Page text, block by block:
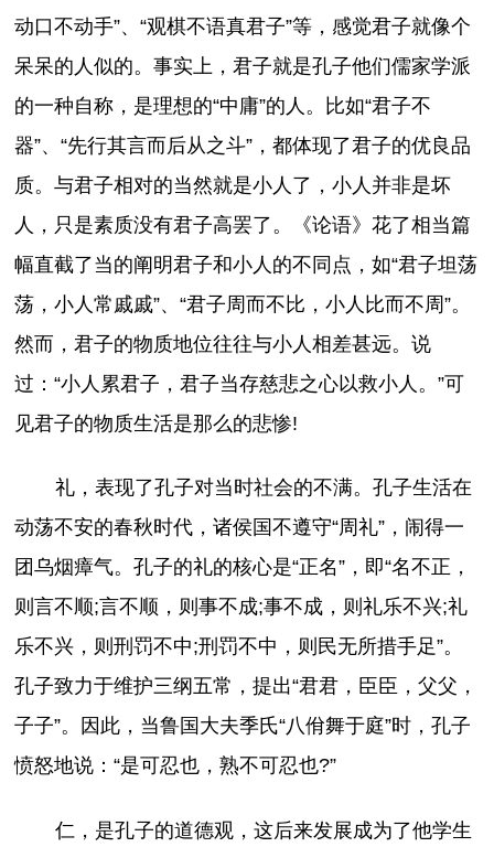
动口不动手”、“观棋不语真君子”等，感觉君子就像个
呆呆的人似的。事实上，君子就是孔子他们儒家学派
的一种自称，是理想的“中庸”的人。比如“君子不
器”、“先行其言而后从之斗”，都体现了君子的优良品
质。与君子相对的当然就是小人了，小人并非是坏
人，只是素质没有君子高罢了。《论语》花了相当篇
幅直截了当的阐明君子和小人的不同点，如“君子坦荡
荡，小人常戚戚”、“君子周而不比，小人比而不周”。
然而，君子的物质地位往往与小人相差甚远。说
过：“小人累君子，君子当存慈悲之心以救小人。”可
见君子的物质生活是那么的悲惨!
礼，表现了孔子对当时社会的不满。孔子生活在
动荡不安的春秋时代，诸侯国不遵守“周礼”，闹得一
团乌烟瘴气。孔子的礼的核心是“正名”，即“名不正，
则言不顺;言不顺，则事不成;事不成，则礼乐不兴;礼
乐不兴，则刑罚不中;刑罚不中，则民无所措手足”。
孔子致力于维护三纲五常，提出“君君，臣臣，父父，
子子”。因此，当鲁国大夫季氏“八佾舞于庭”时，孔子
愤怒地说：“是可忍也，熟不可忍也?”
仁，是孔子的道德观，这后来发展成为了他学生